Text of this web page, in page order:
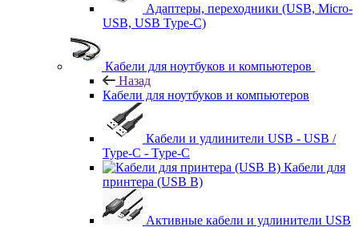
Адаптеры, переходники (USB, Micro-
USB, USB Type-C)
Кабели для ноутбуков и компьютеров
Назад
Кабели для ноутбуков и компьютеров
Кабели и удлинители USB - USB /
Type-C - Type-C
Кабели для
принтера (USB B)
Активные кабели и удлинители USB